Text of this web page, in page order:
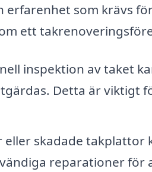
erfarenhet som krävs
ett
inspektion av taket
Detta är viktigt
eller skadade takplattor
reparationer för